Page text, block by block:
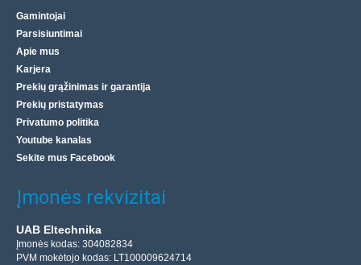
Gamintojai
Parsisiuntimai
Apie mus
Karjera
Prekių grąžinimas ir garantija
Prekių pristatymas
Privatumo politika
Youtube kanalas
Sekite mus Facebook
Įmonės rekvizitai
UAB Eltechnika
Įmonės kodas: 304082834
PVM mokėtojo kodas: LT100009624714